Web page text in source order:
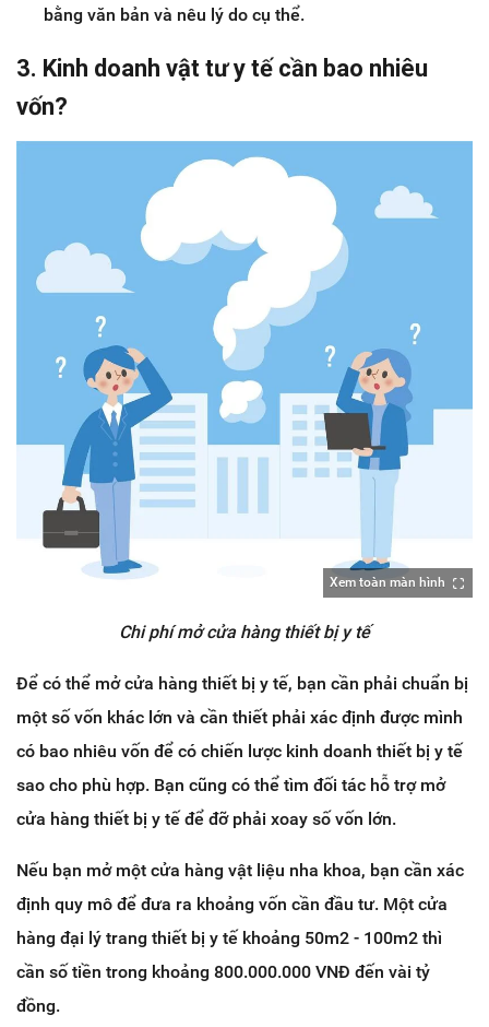
bằng văn bản và nêu lý do cụ thể.
3. Kinh doanh vật tư y tế cần bao nhiêu
vốn?
Xem toàn màn hình
Chi phí mở cửa hàng thiết bị y tế
Để có thể mở cửa hàng thiết bị y tế, bạn cần phải chuẩn bị
một số vốn khác lớn và cần thiết phải xác định được mình
có bao nhiêu vốn để có chiến lược kinh doanh thiết bị y tế
sao cho phù hợp. Bạn cũng có thể tìm đối tác hỗ trợ mở
cửa hàng thiết bị y tế để đỡ phải xoay số vốn lớn.
Nếu bạn mở một cửa hàng vật liệu nha khoa, bạn cần xác
định quy mô để đưa ra khoảng vốn cần đầu tư. Một cửa
hàng đại lý trang thiết bị y tế khoảng 50m2 - 100m2 thì
cần số tiền trong khoảng 800.000.000 VNĐ đến vài tỷ
đồng.